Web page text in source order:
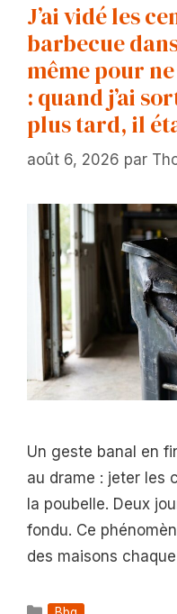
J’ai vidé les
barbecue
même pour
: quand j’ai
plus tard, il
août 6, 2026 par
Un geste banal en
au drame : jeter les
la poubelle. Deux
fondu. Ce
des maisons
Catégories